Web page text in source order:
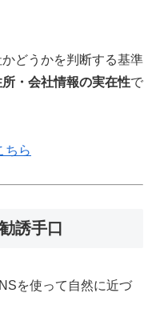
どうかを判断する基準
・会社情報の実在性で
ちら
誘手口
を使って自然に近づ